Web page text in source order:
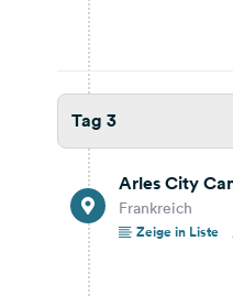
Tag 7
Tag 3
Arles City
Frankreich
Zeige in Liste